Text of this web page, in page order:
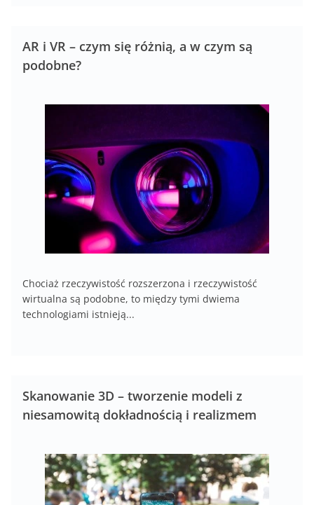
AR i VR – czym się różnią, a w czym są
podobne?
Chociaż rzeczywistość rozszerzona i rzeczywistość
wirtualna są podobne, to między tymi dwiema
technologiami istnieją...
Skanowanie 3D – tworzenie modeli z
niesamowitą dokładnością i realizmem